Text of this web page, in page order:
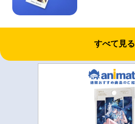
すべて見る